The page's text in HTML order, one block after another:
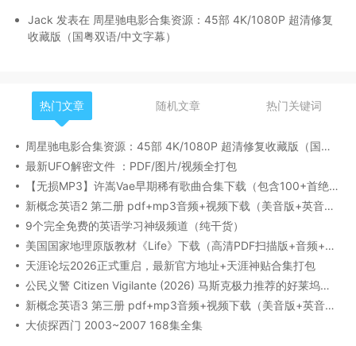
Jack 发表在 周星驰电影合集资源：45部 4K/1080P 超清修复
收藏版（国粤双语/中文字幕）
热门文章 随机文章 热门关键词
周星驰电影合集资源：45部 4K/1080P 超清修复收藏版（国粤双语/中文字幕）
最新UFO解密文件 ：PDF/图片/视频全打包
【无损MP3】许嵩Vae早期稀有歌曲合集下载（包含100+首绝版的原创/Demo/出道前翻唱作品）
新概念英语2 第二册 pdf+mp3音频+视频下载（美音版+英音版）
9个完全免费的英语学习神级频道（纯干货）
美国国家地理原版教材《Life》下载（高清PDF扫描版+音频+视频+学生+教师用书）
天涯论坛2026正式重启，最新官方地址+天涯神贴合集打包
公民义警 Citizen Vigilante (2026) 马斯克极力推荐的好莱坞动作爽片 高清网盘下载
新概念英语3 第三册 pdf+mp3音频+视频下载（美音版+英音版）
大侦探西门 2003~2007 168集全集